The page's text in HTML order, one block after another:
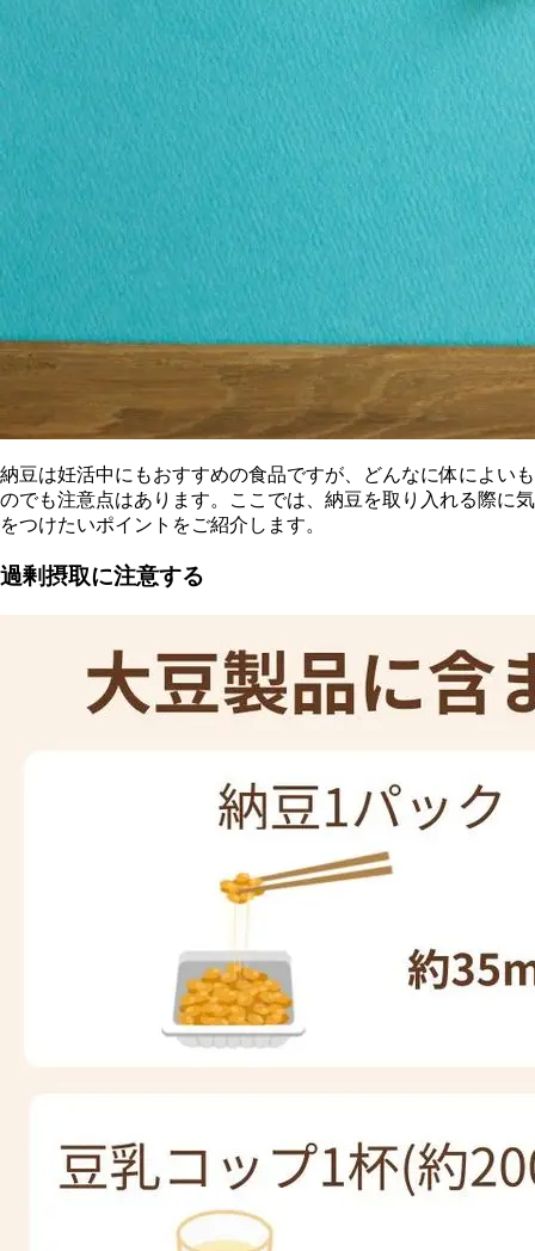
納豆は妊活中にもおすすめの食品ですが、どんなに体によいも
のでも注意点はあります。ここでは、納豆を取り入れる際に気
をつけたいポイントをご紹介します。
過剰摂取に注意する